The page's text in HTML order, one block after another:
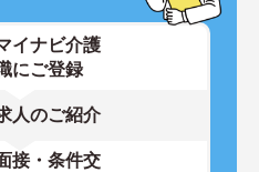
イナビ介護
にご登録
人のご紹介
接・条件交